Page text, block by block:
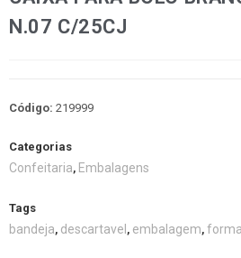
N.07 C/25CJ
Código: 219999
Categorias
Confeitaria, Embalagens
Tags
bandeja, descartavel, embalagem, forma